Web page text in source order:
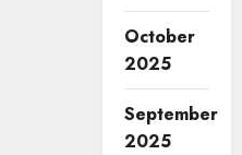
October
2025
September
2025